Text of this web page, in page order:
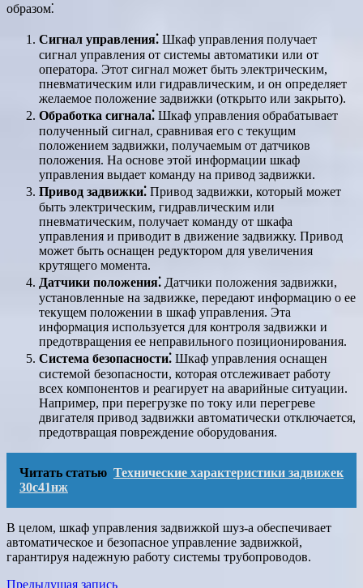
образом⁚
Сигнал управления⁚ Шкаф управления получает
сигнал управления от системы автоматики или от
оператора. Этот сигнал может быть электрическим,
пневматическим или гидравлическим, и он определяет
желаемое положение задвижки (открыто или закрыто).
Обработка сигнала⁚ Шкаф управления обрабатывает
полученный сигнал, сравнивая его с текущим
положением задвижки, получаемым от датчиков
положения. На основе этой информации шкаф
управления выдает команду на привод задвижки.
Привод задвижки⁚ Привод задвижки, который может
быть электрическим, гидравлическим или
пневматическим, получает команду от шкафа
управления и приводит в движение задвижку. Привод
может быть оснащен редуктором для увеличения
крутящего момента.
Датчики положения⁚ Датчики положения задвижки,
установленные на задвижке, передают информацию о ее
текущем положении в шкаф управления. Эта
информация используется для контроля задвижки и
предотвращения ее неправильного позиционирования.
Система безопасности⁚ Шкаф управления оснащен
системой безопасности, которая отслеживает работу
всех компонентов и реагирует на аварийные ситуации.
Например, при перегрузке по току или перегреве
двигателя привод задвижки автоматически отключается,
предотвращая повреждение оборудования.
Читать статью Технические характеристики задвижек
30с41нж
В целом, шкаф управления задвижкой шуз-а обеспечивает
автоматическое и безопасное управление задвижкой,
гарантируя надежную работу системы трубопроводов.
Предыдущая запись